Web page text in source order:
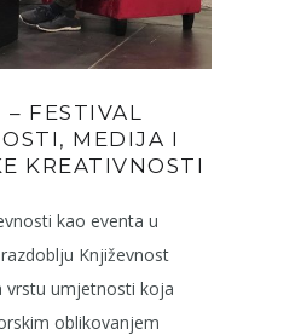
FESTIVAL
MEDIJA I
KREATIVNOSTI
kao eventa u
Književnost
vrstu umjetnosti koja
oblikovanjem